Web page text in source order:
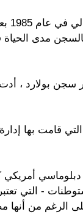
بعد
سجن بولارد ،
قامت بها
دبلوماسي
- التي
الرغم من أنها